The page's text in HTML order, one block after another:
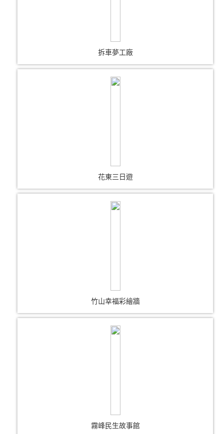
拆車夢工廠
花東三日遊
竹山幸福彩繪牆
霧峰民生故事館